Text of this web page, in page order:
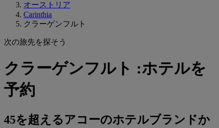
オーストリア
Carinthia
クラーゲンフルト
次の旅先を探そう
クラーゲンフルト :ホテルを
予約
45を超えるアコーのホテルブランドか